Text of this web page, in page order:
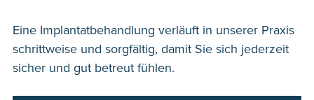
Eine Implantatbehandlung verläuft in unserer Praxis
schrittweise und sorgfältig, damit Sie sich jederzeit
sicher und gut betreut fühlen.